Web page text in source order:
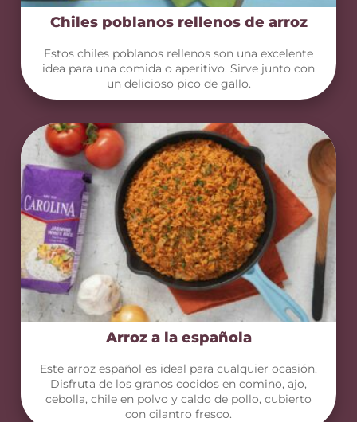
Chiles poblanos rellenos de arroz
Estos chiles poblanos rellenos son una excelente
idea para una comida o aperitivo. Sirve junto con
un delicioso pico de gallo.
Arroz a la española
Este arroz español es ideal para cualquier ocasión.
Disfruta de los granos cocidos en comino, ajo,
cebolla, chile en polvo y caldo de pollo, cubierto
con cilantro fresco.